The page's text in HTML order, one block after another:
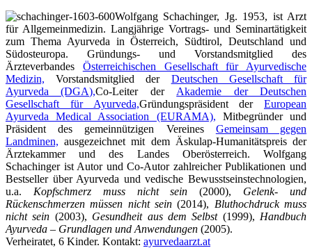
Wolfgang Schachinger, Jg. 1953, ist Arzt
für Allgemeinmedizin. Langjährige Vortrags- und Seminartätigkeit
zum Thema Ayurveda in Österreich, Südtirol, Deutschland und
Südosteuropa. Gründungs- und Vorstandsmitglied des
Ärzteverbandes Österreichischen Gesellschaft für Ayurvedische
Medizin, Vorstandsmitglied der Deutschen Gesellschaft für
Ayurveda (DGA),Co-Leiter der Akademie der Deutschen
Gesellschaft für Ayurveda,Gründungspräsident der European
Ayurveda Medical Association (EURAMA), Mitbegründer und
Präsident des gemeinnützigen Vereines Gemeinsam gegen
Landminen, ausgezeichnet mit dem Äskulap-Humanitätspreis der
Ärztekammer und des Landes Oberösterreich. Wolfgang
Schachinger ist Autor und Co-Autor zahlreicher Publikationen und
Bestseller über Ayurveda und vedische Bewusstseinstechnologien,
u.a. Kopfschmerz muss nicht sein (2000), Gelenk- und
Rückenschmerzen müssen nicht sein (2014), Bluthochdruck muss
nicht sein (2003), Gesundheit aus dem Selbst(1999), Handbuch
Ayurveda – Grundlagen und Anwendungen (2005).
Verheiratet, 6 Kinder. Kontakt: ayurvedaarzt.at